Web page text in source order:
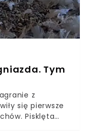
Tym
z
się pierwsze
Pisklęta